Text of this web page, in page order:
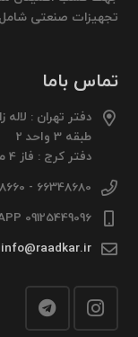
تجهیزات صنعتی
تماس باما
دفتر تهران :
طبقه 3 واحد 2
دفتر کرج : فاز 4 مهرشهر خیابان 411 شرقی پلاک 114 واحد 1
66348680 - 66348660 تماس از 8 صبح تا 6 شب
09125449096 WHATS APP
info@raadkar.ir